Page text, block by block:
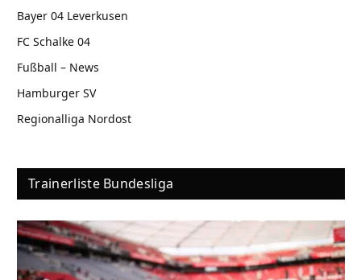
Bayer 04 Leverkusen
FC Schalke 04
Fußball – News
Hamburger SV
Regionalliga Nordost
Trainerliste Bundesliga